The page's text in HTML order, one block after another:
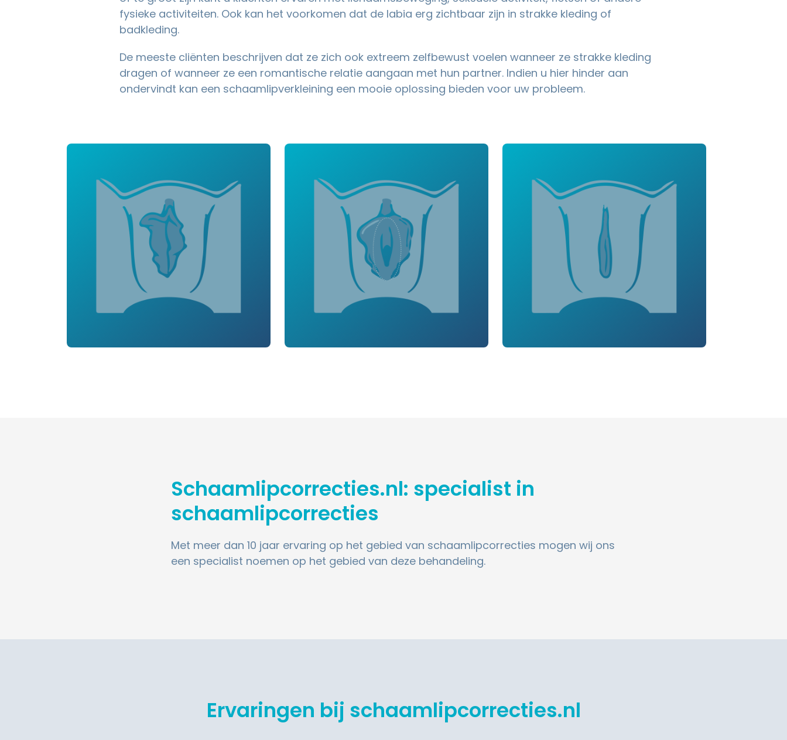
fysieke activiteiten. Ook kan het voorkomen dat de labia erg zichtbaar zijn in strakke kleding of
badkleding.
De meeste cliënten beschrijven dat ze zich ook extreem zelfbewust voelen wanneer ze strakke kleding
dragen of wanneer ze een romantische relatie aangaan met hun partner. Indien u hier hinder aan
ondervindt kan een schaamlipverkleining een mooie oplossing bieden voor uw probleem.
Schaamlipcorrecties.nl: specialist in
schaamlipcorrecties
Met meer dan 10 jaar ervaring op het gebied van schaamlipcorrecties mogen wij ons
een specialist noemen op het gebied van deze behandeling.
Ervaringen bij schaamlipcorrecties.nl